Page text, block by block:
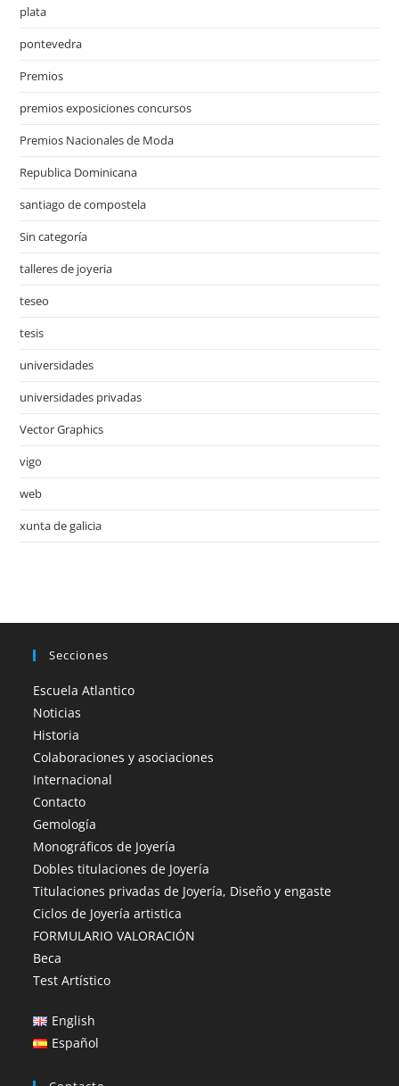
plata
pontevedra
Premios
premios exposiciones concursos
Premios Nacionales de Moda
Republica Dominicana
santiago de compostela
Sin categoría
talleres de joyeria
teseo
tesis
universidades
universidades privadas
Vector Graphics
vigo
web
xunta de galicia
Secciones
Escuela Atlantico
Noticias
Historia
Colaboraciones y asociaciones
Internacional
Contacto
Gemología
Monográficos de Joyería
Dobles titulaciones de Joyería
Titulaciones privadas de Joyería, Diseño y engaste
Ciclos de Joyería artistica
FORMULARIO VALORACIÓN
Beca
Test Artístico
English
Español